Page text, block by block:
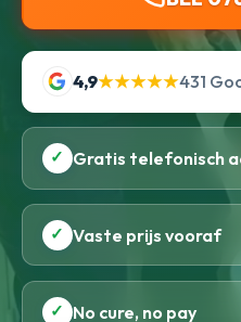
4,9★★★★★431
✓ Gratis telefonisch
✓ Vaste prijs vooraf
✓ No cure, no pay